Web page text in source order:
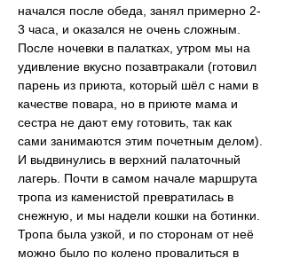
начался после обеда, занял примерно 2-
3 часа, и оказался не очень сложным.
После ночевки в палатках, утром мы на
удивление вкусно позавтракали (готовил
парень из приюта, который шёл с нами в
качестве повара, но в приюте мама и
сестра не дают ему готовить, так как
сами занимаются этим почетным делом).
И выдвинулись в верхний палаточный
лагерь. Почти в самом начале маршрута
тропа из каменистой превратилась в
снежную, и мы надели кошки на ботинки.
Тропа была узкой, и по сторонам от неё
можно было по колено провалиться в